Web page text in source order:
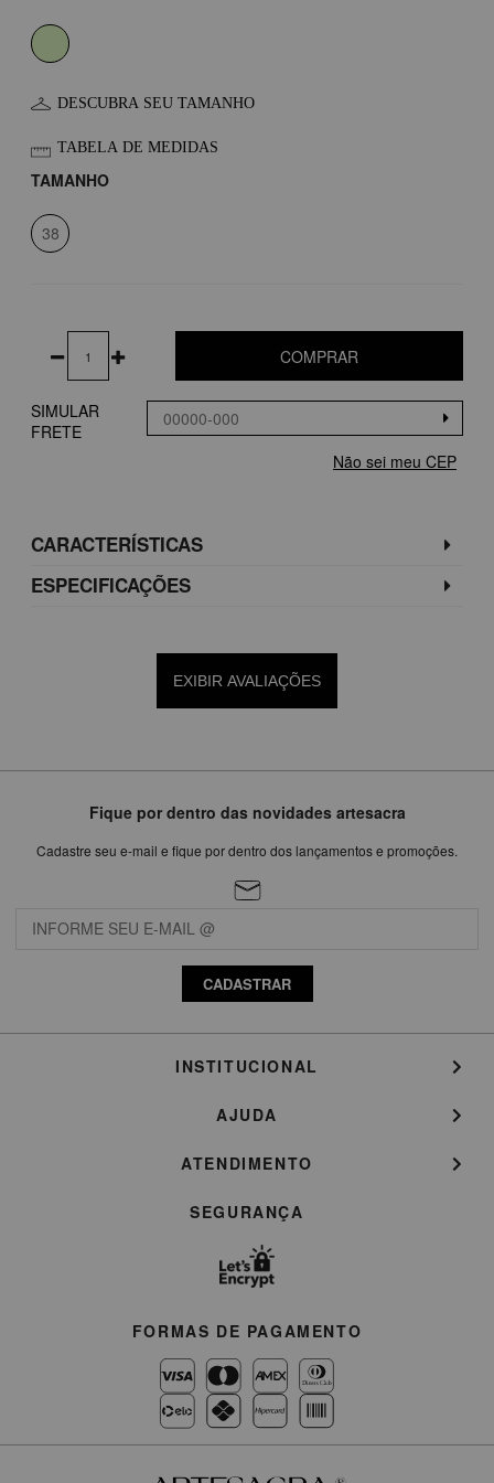
DESCUBRA SEU TAMANHO
TABELA DE MEDIDAS
TAMANHO
38
COMPRAR
SIMULAR
FRETE
Não sei meu CEP
CARACTERÍSTICAS
ESPECIFICAÇÕES
EXIBIR AVALIAÇÕES
Fique por dentro das novidades artesacra
Cadastre seu e-mail e fique por dentro dos lançamentos e promoções.
CADASTRAR
INSTITUCIONAL
AJUDA
ATENDIMENTO
SEGURANÇA
FORMAS DE PAGAMENTO